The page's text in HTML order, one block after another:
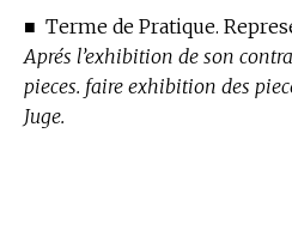
■ Terme de Pratique.
Aprés l’exhibition de son
pieces. faire exhibition des
Juge.